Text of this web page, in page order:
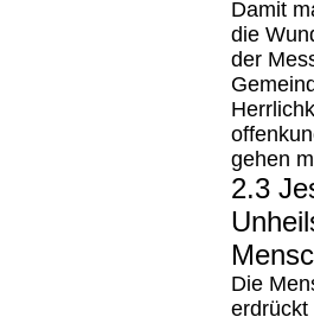
Damit
die
der
gehen
2.3
Die
erdrückt